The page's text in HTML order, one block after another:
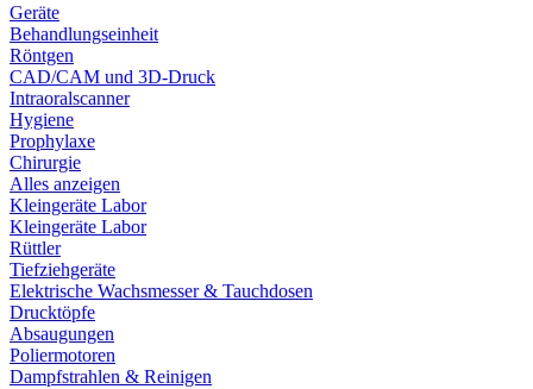
Geräte
Behandlungseinheit
Röntgen
CAD/CAM und 3D-Druck
Intraoralscanner
Hygiene
Prophylaxe
Chirurgie
Alles anzeigen
Kleingeräte Labor
Kleingeräte Labor
Rüttler
Tiefziehgeräte
Elektrische Wachsmesser & Tauchdosen
Drucktöpfe
Absaugungen
Poliermotoren
Dampfstrahlen & Reinigen